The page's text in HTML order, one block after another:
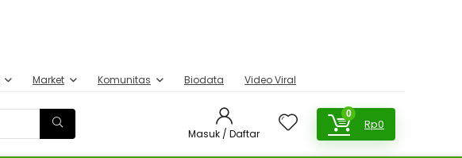
Market Komunitas Biodata Video Viral
Masuk / Daftar
0
Rp0